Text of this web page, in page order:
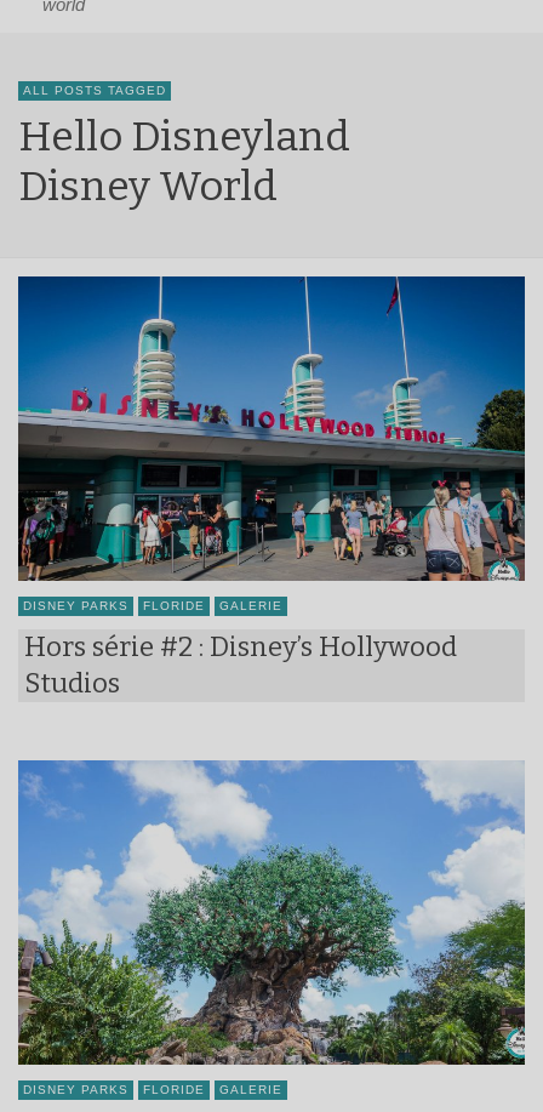
world
ALL POSTS TAGGED
Hello Disneyland
Disney World
DISNEY PARKS FLORIDE GALERIE
Hors série #2 : Disney’s Hollywood
Studios
DISNEY PARKS FLORIDE GALERIE